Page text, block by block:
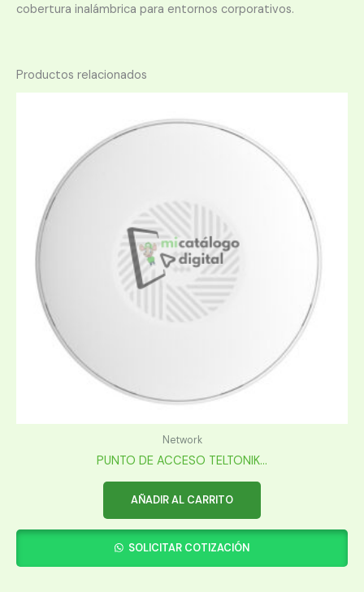
cobertura inalámbrica para entornos corporativos.
Productos relacionados
Network
PUNTO DE ACCESO TELTONIK...
AÑADIR AL CARRITO
SOLICITAR COTIZACIÓN